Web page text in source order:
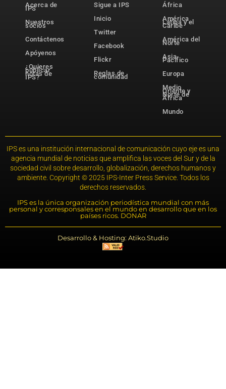
Acerca de
IPS
Nuestros
socios
Contáctenos
Apóyenos
¿Quieres
publicar
notas de
IPS?
Sigue a IPS
Inicio
Twitter
Facebook
Flickr
Reglas de
comunidad
África
América
Latina y el
Caribe
América del
Norte
Asia-
Pacífico
Europa
Medio
Oriente y
Norte de
África
Mundo
IPS es una institución internacional de comunicación cuyo eje es una
agencia mundial de noticias que amplifica las voces del Sur y de la
sociedad civil sobre desarrollo, globalización, derechos humanos y
ambiente. Copyright © 2025 IPS-Inter Press Service. Todos los
derechos reservados.
IPS es la única organización periodística mundial con más
personal y corresponsales en el mundo en desarrollo que en los
países ricos. DONAR
Desarrollo & Hosting: Atiko.Studio